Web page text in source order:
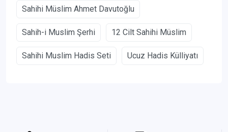
Sahihi Müslim Ahmet Davutoğlu
Sahih-i Muslim Şerhi 12 Cilt Sahihi Müslim
Sahihi Muslim Hadis Seti Ucuz Hadis Külliyatı